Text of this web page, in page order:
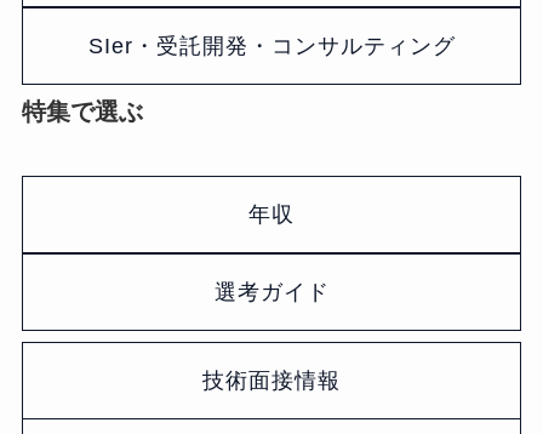
SIer・受託開発・コンサルティング
特集で選ぶ
年収
選考ガイド
技術面接情報